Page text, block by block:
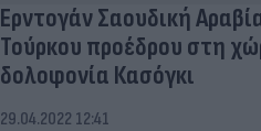
Ερντογάν Σαουδική
Τούρκου προέδρου στη
δολοφονία Κασόγκι
29.04.2022 12:41